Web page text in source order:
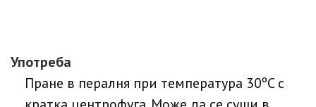
Употреба
Пране в пералня при температура 30ºC с